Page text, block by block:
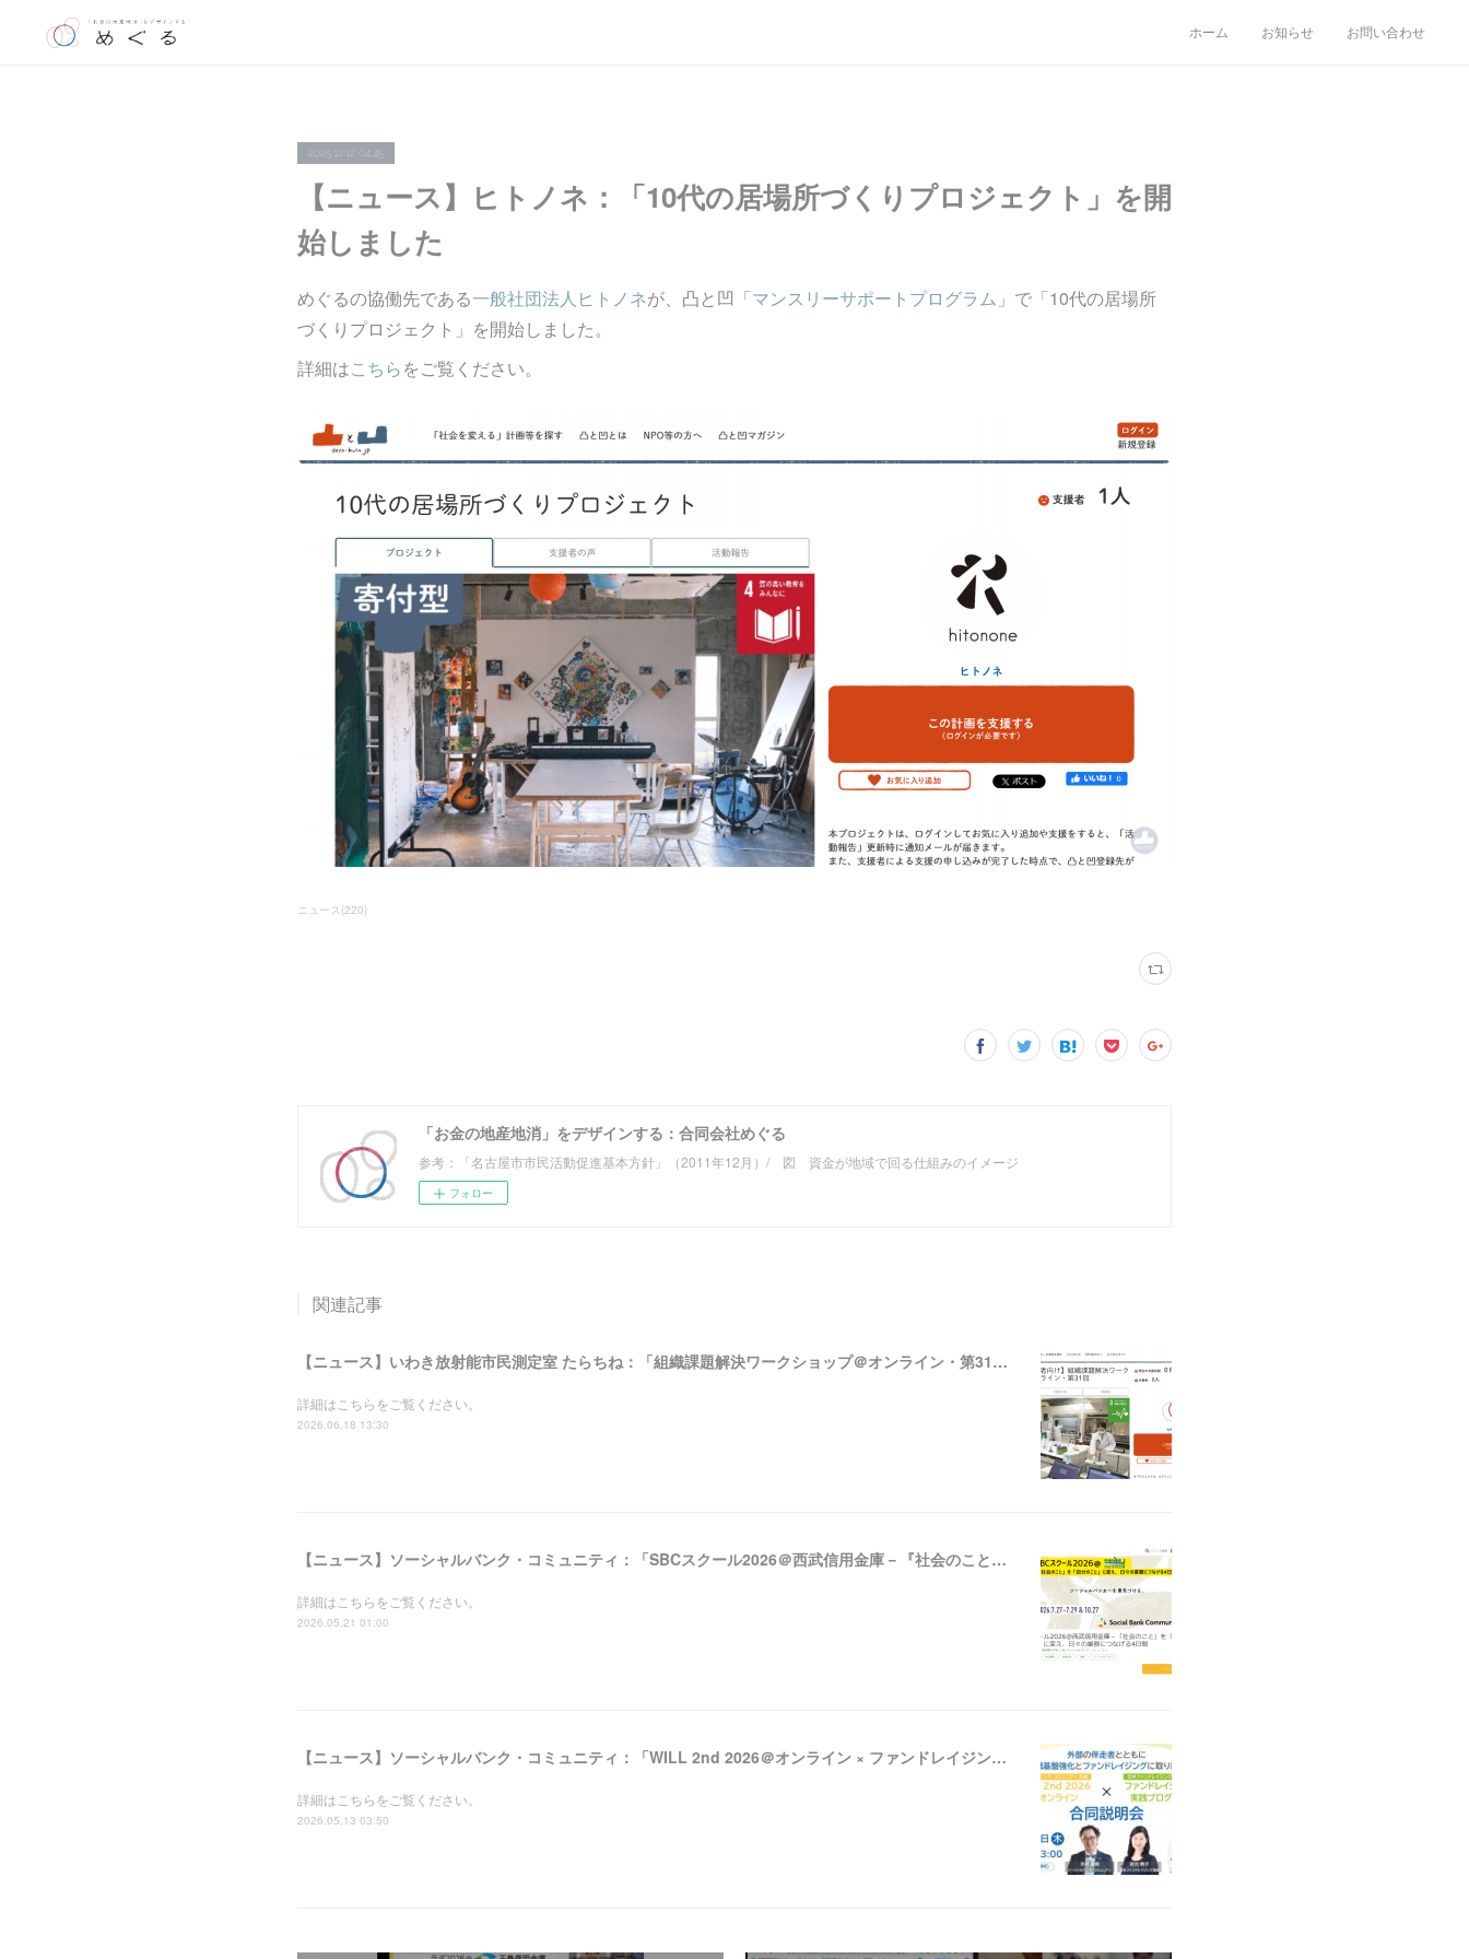
ホーム お知らせ お問い合わせ
2025.12.12 04:45
【ニュース】ヒトノネ：「10代の居場所づくりプロジェクト」を開
始しました
めぐるの協働先である一般社団法人ヒトノネが、凸と凹「マンスリーサポートプログラム 」で「10代の居場所
づくりプロジェクト」を開始しました。
詳細はこちらをご覧ください。
ニュース(220)
「お金の地産地消」をデザインする：合同会社めぐる
参考：「名古屋市市民活動促進基本方針」（2011年12月）/ 図 資金が地域で回る仕組みのイメージ
フォロー
関連記事
【ニュース】いわき放射能市民測定室 たらちね：「組織課題解決ワークショップ＠オンライン・第31回」の支援者募集を開始しました
詳細はこちらをご覧ください。
2026.06.18 13:30
【ニュース】ソーシャルバンク・コミュニティ：「SBCスクール2026＠西武信用金庫－『社会のこと』を『自分のこと』に変え、日々の業務につなげる4日間」の参加者募集を開始しました
詳細はこちらをご覧ください。
2026.05.21 01:00
【ニュース】ソーシャルバンク・コミュニティ：「WILL 2nd 2026＠オンライン × ファンドレイジング実践プログラム合同説明会」の参加者募集を開始しました
詳細はこちらをご覧ください。
2026.05.13 03:50